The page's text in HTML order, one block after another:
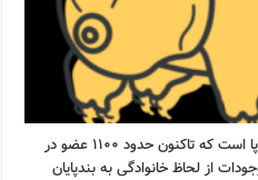
تاردیگرید یا خرس آبی موجودی هشت‌پا است که تاکنون حدود ۱۱۰۰ عضو در
از لحاظ خانوادگی به بندپایان